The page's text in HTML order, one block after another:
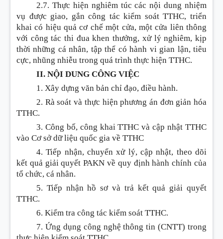
2.7. Thực hiện nghiêm túc các nội dung nhiệm
vụ được giao, gắn công tác kiểm soát TTHC, triển
khai có hiệu quả cơ chế một cửa, một cửa liên thông
với công tác thi đua khen thưởng, xử lý nghiêm, kịp
thời những cá nhân, tập thể có hành vi gian lận, tiêu
cực, nhũng nhiễu trong quá trình thực hiện TTHC.
II. NỘI DUNG CÔNG VIỆC
1. Xây dựng văn bản chỉ đạo, điều hành.
2. Rà soát và thực hiện phương án đơn giản hóa
TTHC.
3. Công bố, công khai TTHC và cập nhật TTHC
vào Cơ sở dữliệu quốc gia về TTHC
4. Tiếp nhận, chuyển xử lý, cập nhật, theo dõi
kết quả giải quyết PAKN về quy định hành chính của
tổ chức, cá nhân.
5. Tiếp nhận hồ sơ và trả kết quả giải quyết
TTHC.
6. Kiểm tra công tác kiểm soát TTHC.
7. Ứng dụng công nghệ thông tin (CNTT) trong